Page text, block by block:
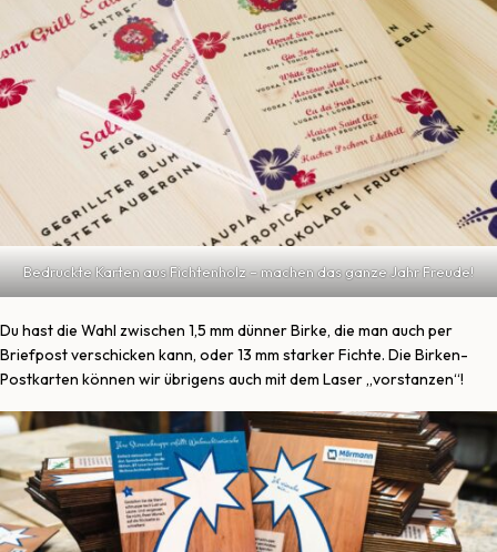
Bedruckte Karten aus Fichtenholz – machen das ganze Jahr Freude!
Du hast die Wahl zwischen 1,5 mm dünner Birke, die man auch per
Briefpost verschicken kann, oder 13 mm starker Fichte. Die Birken-
Postkarten können wir übrigens auch mit dem Laser „vorstanzen“!